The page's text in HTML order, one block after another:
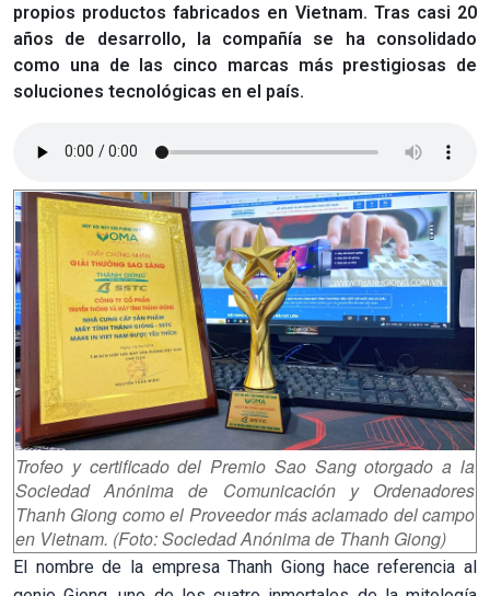
propios productos fabricados en Vietnam. Tras casi 20
años de desarrollo, la compañía se ha consolidado
como una de las cinco marcas más prestigiosas de
soluciones tecnológicas en el país.
Trofeo y certificado del Premio Sao Sang otorgado a la
Sociedad Anónima de Comunicación y Ordenadores
Thanh Giong como el Proveedor más aclamado del campo
en Vietnam. (Foto: Sociedad Anónima de Thanh Giong)
El nombre de la empresa Thanh Giong hace referencia al